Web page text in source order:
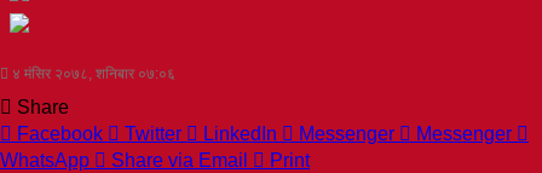
४ मंसिर २०७८, शनिबार ०७:०६
Share
Facebook
Twitter LinkedIn Messenger
Messenger
WhatsApp
Share via Email Print